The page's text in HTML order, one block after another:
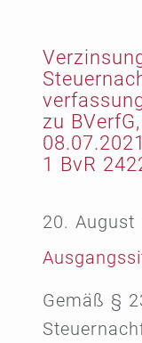
zu
1 BvR
20. August
Gemäß §